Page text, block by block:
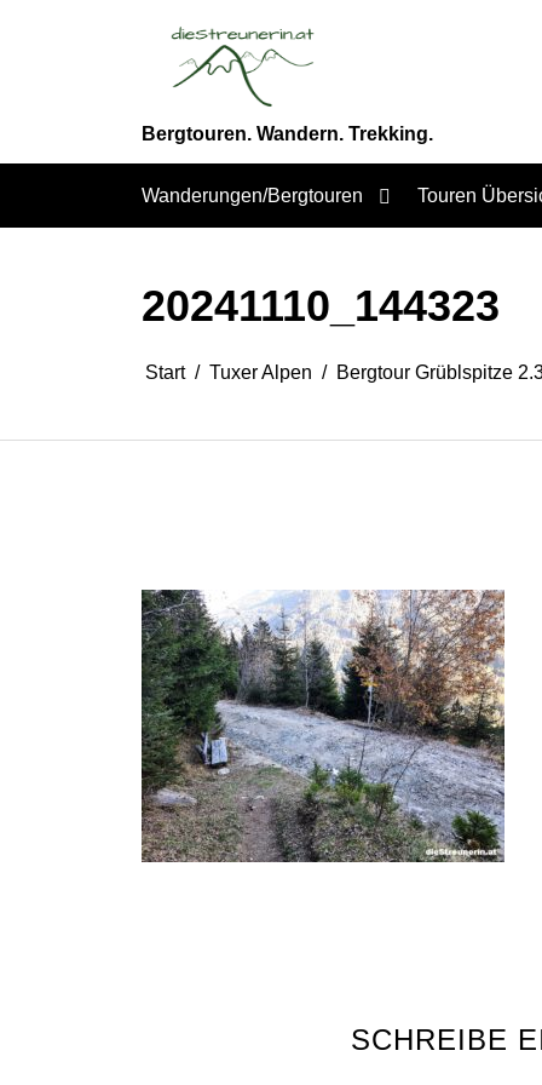
Bergtouren. Wandern. Trekking.
Wanderungen/Bergtouren Touren
20241110_144323
Start Tuxer Alpen Bergtour Grüblspitze
SCHREIBE